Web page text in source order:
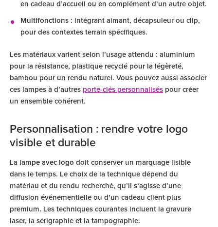
en cadeau d’accueil ou en complément d’un autre objet.
Multifonctions : intégrant aimant, décapsuleur ou clip,
pour des contextes terrain spécifiques.
Les matériaux varient selon l’usage attendu : aluminium
pour la résistance, plastique recyclé pour la légèreté,
bambou pour un rendu naturel. Vous pouvez aussi associer
ces lampes à d’autres porte-clés personnalisés pour créer
un ensemble cohérent.
Personnalisation : rendre votre logo
visible et durable
La lampe avec logo doit conserver un marquage lisible
dans le temps. Le choix de la technique dépend du
matériau et du rendu recherché, qu’il s’agisse d’une
diffusion événementielle ou d’un cadeau client plus
premium. Les techniques courantes incluent la gravure
laser, la sérigraphie et la tampographie.